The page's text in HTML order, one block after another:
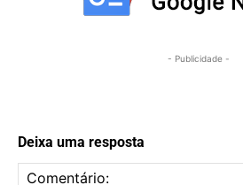
- Publicidade -
Deixa uma resposta